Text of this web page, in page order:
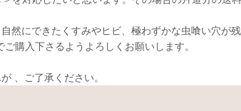
にできたくすみやヒビ、極わずかな虫喰い穴が残
購入下さるようよろしくお願いします。
、ご了承ください。